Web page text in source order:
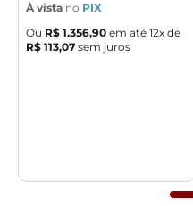
produtos abrasivos.
Observações Importantes:
- As imagens são
embalados e com total
À vista no PIX
Ou R$ 1.356,90 em até 12x de
R$ 113,07 sem juros